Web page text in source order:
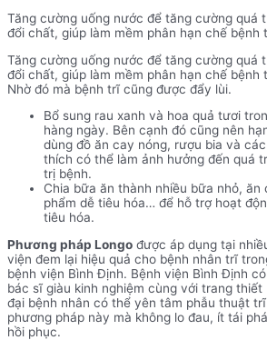
Tăng cường uống nước để tăng cường quá
đổi chất, giúp làm mềm phân hạn chế bệnh
Tăng cường uống nước để tăng cường quá
đổi chất, giúp làm mềm phân hạn chế bệnh
Nhờ đó mà bệnh trĩ cũng được đẩy lùi.
Bổ sung rau xanh và hoa quả tươi
hàng ngày. Bên cạnh đó cũng nên
dùng đồ ăn cay nóng, rượu bia và
thích có thể làm ảnh hưởng đến quá
trị bệnh.
Chia bữa ăn thành nhiều bữa nhỏ, ăn
phẩm dễ tiêu hóa… để hỗ trợ hoạt
tiêu hóa.
Phương pháp Longo được áp dụng tại
viện đem lại hiệu quả cho bệnh nhân trĩ
bệnh viện Bình Định. Bệnh viện Bình Định
bác sĩ giàu kinh nghiệm cùng với trang thiết
đại bệnh nhân có thể yên tâm phẫu thuật
phương pháp này mà không lo đau, ít tái
hồi phục.